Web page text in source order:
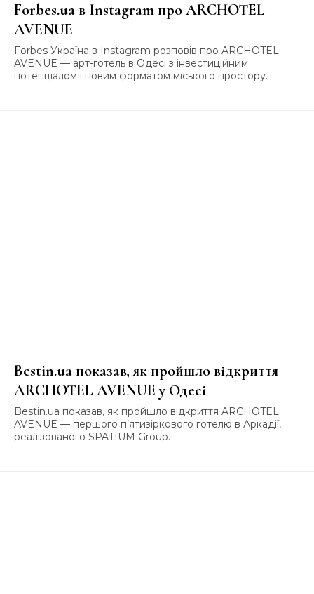
Forbes.ua в Instagram про ARCHOTEL
AVENUE
Forbes Україна в Instagram розповів про ARCHOTEL
AVENUE — арт-готель в Одесі з інвестиційним
потенціалом і новим форматом міського простору.
Bestin.ua показав, як пройшло відкриття
ARCHOTEL AVENUE у Одесі
Bestin.ua показав, як пройшло відкриття ARCHOTEL
AVENUE — першого п’ятизіркового готелю в Аркадії,
реалізованого SPATIUM Group.